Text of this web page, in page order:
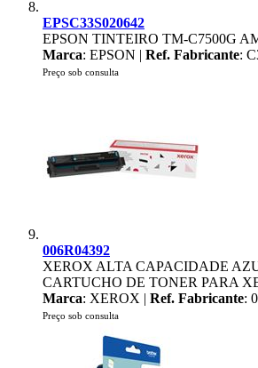
EPSC33S020642
EPSON TINTEIRO TM-C7500G
Marca: EPSON | Ref. Fabricante:
Preço sob consulta
006R04392
XEROX ALTA CAPACIDADE
CARTUCHO DE TONER PARA
Marca: XEROX | Ref. Fabricante:
Preço sob consulta